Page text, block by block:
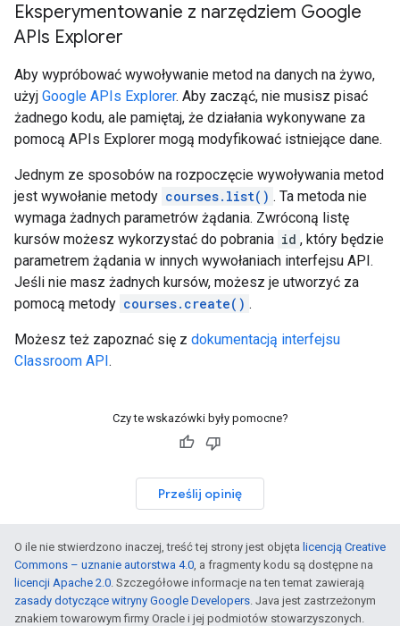
Eksperymentowanie z narzędziem Google
APIs Explorer
Aby wypróbować wywoływanie metod na danych na żywo,
użyj Google APIs Explorer. Aby zacząć, nie musisz pisać
żadnego kodu, ale pamiętaj, że działania wykonywane za
pomocą APIs Explorer mogą modyfikować istniejące dane.
Jednym ze sposobów na rozpoczęcie wywoływania metod
jest wywołanie metody courses.list() . Ta metoda nie
wymaga żadnych parametrów żądania. Zwróconą listę
kursów możesz wykorzystać do pobrania id , który będzie
parametrem żądania w innych wywołaniach interfejsu API.
Jeśli nie masz żadnych kursów, możesz je utworzyć za
pomocą metody courses.create() .
Możesz też zapoznać się z dokumentacją interfejsu
Classroom API.
Czy te wskazówki były pomocne?
Prześlij opinię
O ile nie stwierdzono inaczej, treść tej strony jest objęta licencją Creative
Commons – uznanie autorstwa 4.0, a fragmenty kodu są dostępne na
licencji Apache 2.0. Szczegółowe informacje na ten temat zawierają
zasady dotyczące witryny Google Developers. Java jest zastrzeżonym
znakiem towarowym firmy Oracle i jej podmiotów stowarzyszonych.